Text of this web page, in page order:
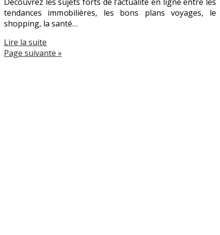
tendances immobilières, les bons plans voyages, le
shopping, la santé…
Lire la suite
Page suivante »